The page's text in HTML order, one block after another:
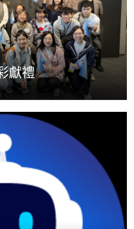
獻禮​